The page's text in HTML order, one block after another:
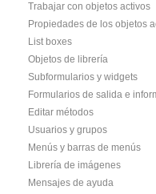
Trabajar con objetos activos
Propiedades de los objetos
List boxes
Objetos de librería
Subformularios y widgets
Formularios de salida e
Editar métodos
Usuarios y grupos
Menús y barras de menús
Librería de imágenes
Mensajes de ayuda